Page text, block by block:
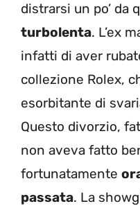
distrarsi un po’ da
turbolenta. L’ex
infatti di aver
collezione Rolex,
esorbitante di
Questo divorzio,
non aveva fatto
fortunatamente
passata. La